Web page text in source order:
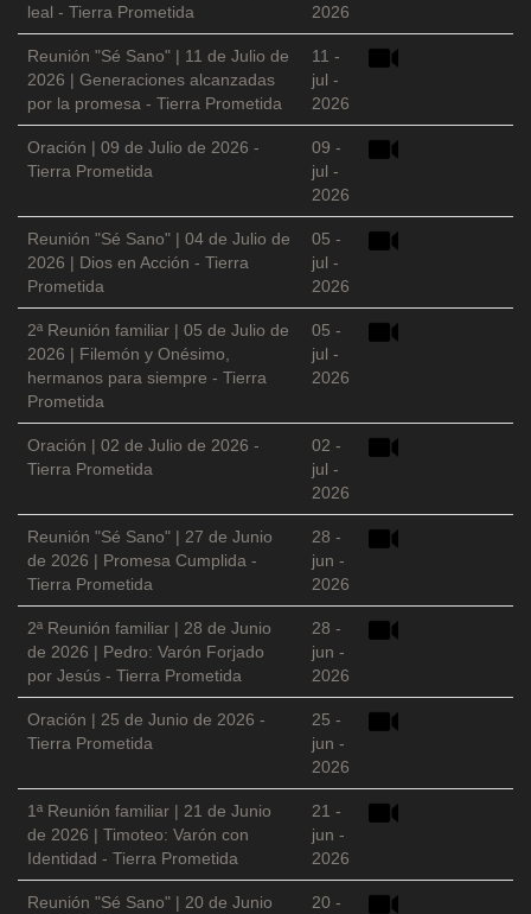
leal - Tierra Prometida
2026
Reunión "Sé Sano" | 11 de Julio de
2026 | Generaciones alcanzadas
por la promesa - Tierra Prometida
11 -
jul -
2026
Oración | 09 de Julio de 2026 -
Tierra Prometida
09 -
jul -
2026
Reunión "Sé Sano" | 04 de Julio de
2026 | Dios en Acción - Tierra
Prometida
05 -
jul -
2026
2ª Reunión familiar | 05 de Julio de
2026 | Filemón y Onésimo,
hermanos para siempre - Tierra
Prometida
05 -
jul -
2026
Oración | 02 de Julio de 2026 -
Tierra Prometida
02 -
jul -
2026
Reunión "Sé Sano" | 27 de Junio
de 2026 | Promesa Cumplida -
Tierra Prometida
28 -
jun -
2026
2ª Reunión familiar | 28 de Junio
de 2026 | Pedro: Varón Forjado
por Jesús - Tierra Prometida
28 -
jun -
2026
Oración | 25 de Junio de 2026 -
Tierra Prometida
25 -
jun -
2026
1ª Reunión familiar | 21 de Junio
de 2026 | Timoteo: Varón con
Identidad - Tierra Prometida
21 -
jun -
2026
Reunión "Sé Sano" | 20 de Junio
20 -